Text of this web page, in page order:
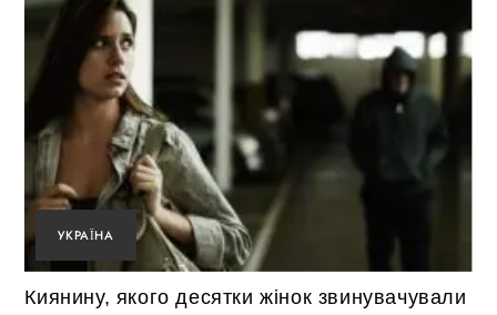
УКРАЇНА
Киянину, якого десятки жінок звинувачували